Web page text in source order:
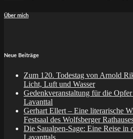
Über mich
Neue Beiträge
Zum 120. Todestag von Arnold
Licht, Luft und Wasser
Gedenkveranstaltung für die
Lavanttal
Gerhart Ellert – Eine literarische
Festsaal des Wolfsberger
Die Saualpen-Sage: Eine Reise in
Lavanttals